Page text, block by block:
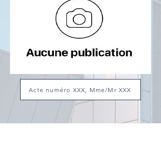
Acte numéro XXX, Mme/Mr XXX